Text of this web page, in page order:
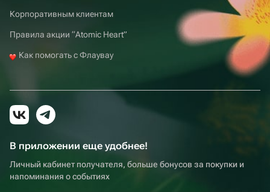
Корпоративным клиентам
Правила акции “Atomic Heart”
Как помогать с Флаувау
В приложении еще удобнее!
Личный кабинет получателя, больше бонусов за покупки и
напоминания о событиях